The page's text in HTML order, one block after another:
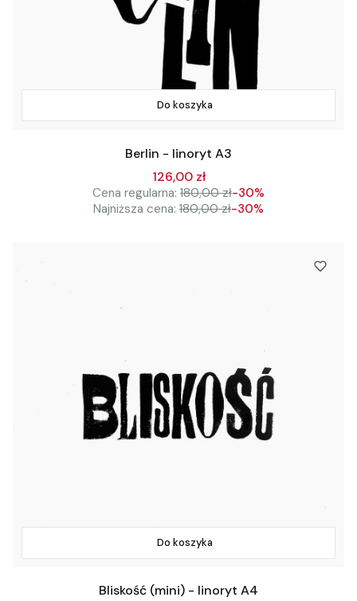
Do koszyka
Berlin - linoryt A3
126,00 zł
Cena regularna: 180,00 zł-30%
Najniższa cena: 180,00 zł-30%
Do koszyka
Bliskość (mini) - linoryt A4